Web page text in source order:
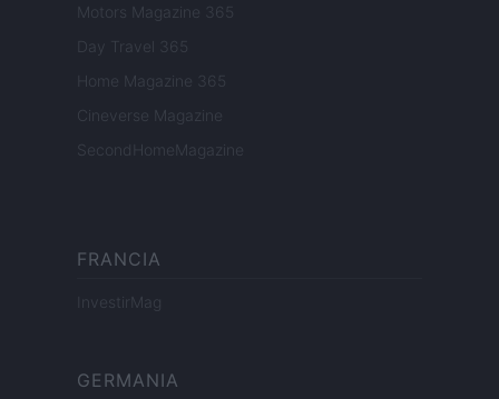
Motors Magazine 365
Day Travel 365
Home Magazine 365
Cineverse Magazine
SecondHomeMagazine
FRANCIA
InvestirMag
GERMANIA